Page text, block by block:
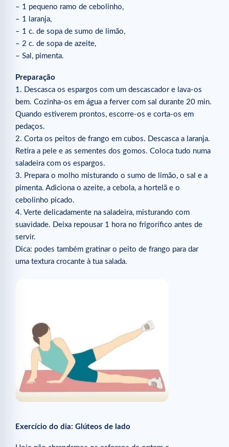
– 1 pequeno ramo de cebolinho,
– 1 laranja,
– 1 c. de sopa de sumo de limão,
– 2 c. de sopa de azeite,
– Sal, pimenta.
Preparação
1. Descasca os espargos com um descascador e lava-os
bem. Cozinha-os em água a ferver com sal durante 20 min.
Quando estiverem prontos, escorre-os e corta-os em
pedaços.
2. Corta os peitos de frango em cubos. Descasca a laranja.
Retira a pele e as sementes dos gomos. Coloca tudo numa
saladeira com os espargos.
3. Prepara o molho misturando o sumo de limão, o sal e a
pimenta. Adiciona o azeite, a cebola, a hortelã e o
cebolinho picado.
4. Verte delicadamente na saladeira, misturando com
suavidade. Deixa repousar 1 hora no frigorífico antes de
servir.
Dica: podes também gratinar o peito de frango para dar
uma textura crocante à tua salada.
Exercício do dia: Glúteos de lado